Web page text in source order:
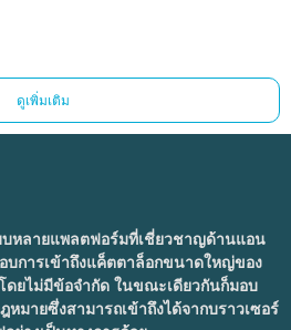
ดูเพิ่มเติม
หลายแพลตฟอร์มที่เชี่ยวชาญด้านแอน
บการเข้าถึงแค็ตตาล็อกขนาดใหญ่ของ
ดยไม่มีข้อจำกัด ในขณะเดียวกันก็มอบ
มายซึ่งสามารถเข้าถึงได้จากบราวเซอร์